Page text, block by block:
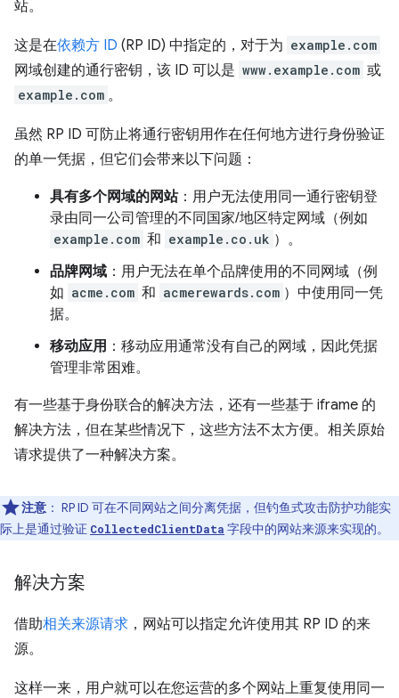
站。
这是在依赖方 ID (RP ID) 中指定的，对于为 example.com
网域创建的通行密钥，该 ID 可以是 www.example.com 或
example.com 。
虽然 RP ID 可防止将通行密钥用作在任何地方进行身份验证
的单一凭据，但它们会带来以下问题：
具有多个网域的网站：用户无法使用同一通行密钥登
录由同一公司管理的不同国家/地区特定网域（例如
example.com 和 example.co.uk ）。
品牌网域 ：用户无法在单个品牌使用的不同网域（例
如 acme.com 和 acmerewards.com ）中使用同一凭
据。
移动应用 ：移动应用通常没有自己的网域，因此凭据
管理非常困难。
有一些基于身份联合的解决方法，还有一些基于 iframe 的
解决方法，但在某些情况下，这些方法不太方便。相关原始
请求提供了一种解决方案。
注意 ： RP ID 可在不同网站之间分离凭据，但钓鱼式攻击防护功能实
际上是通过验证 CollectedClientData 字段中的网站来源来实现的。
解决方案
借助相关来源请求 ，网站可以指定允许使用其 RP ID 的来
源。
这样一来，用户就可以在您运营的多个网站上重复使用同一